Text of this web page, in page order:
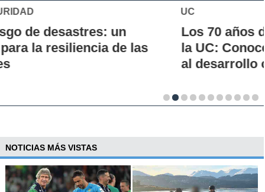
UC
Los 70 años de la Carrera de Química de
la UC: Conoce su historia, hitos y aporte
al desarrollo científico del país
NOTICIAS MÁS VISTAS